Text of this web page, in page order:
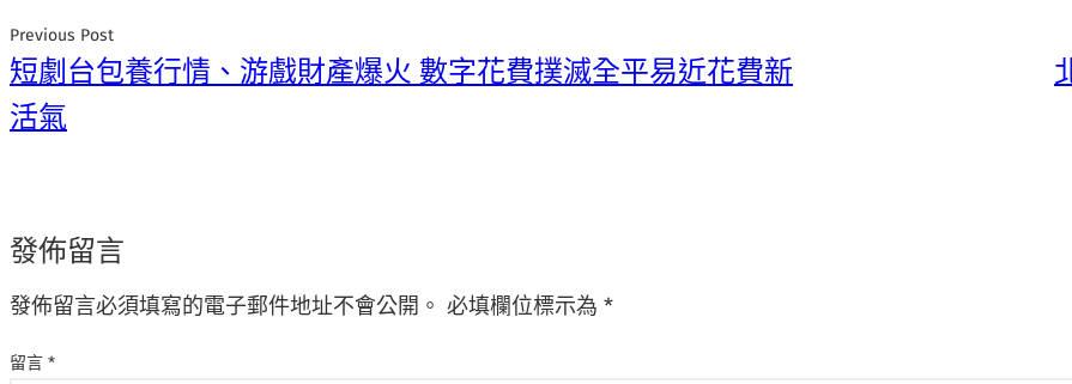
Previous Post
短劇台包養行情、游戲財產爆火 數字花費撲滅全平易近花費新
活氣
發佈留言
發佈留言必須填寫的電子郵件地址不會公開。 必填欄位標示為 *
留言 *